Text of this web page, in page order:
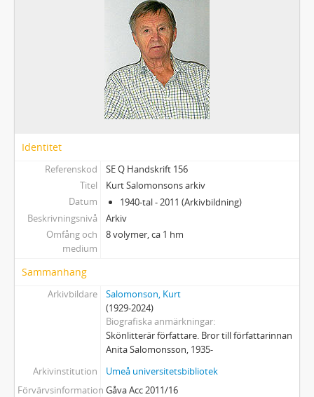
Identitet
Referenskod
SE Q Handskrift 156
Titel
Kurt Salomonsons arkiv
Datum
1940-tal - 2011 (Arkivbildning)
Beskrivningsnivå
Arkiv
Omfång och
medium
8 volymer, ca 1 hm
Sammanhang
Arkivbildare
Salomonson, Kurt
(1929-2024)
Biografiska anmärkningar
Skönlitterär författare. Bror till författarinnan
Anita Salomonsson, 1935-
Arkivinstitution
Umeå universitetsbibliotek
Förvärvsinformation Gåva Acc 2011/16